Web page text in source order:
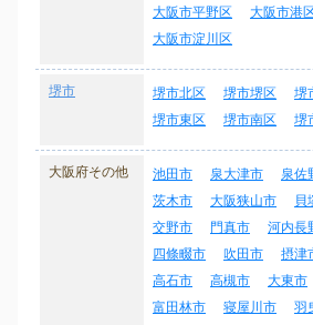
大阪市平野区
大阪市港
大阪市淀川区
堺市 堺市北区 堺市堺区 堺
堺市東区
堺市南区 堺
大阪府その他 池田市 泉大津市 泉佐
茨木市
大阪狭山市 貝
交野市
門真市 河内長
四條畷市
吹田市 摂津
高石市
高槻市 大東市
富田林市
寝屋川市 羽